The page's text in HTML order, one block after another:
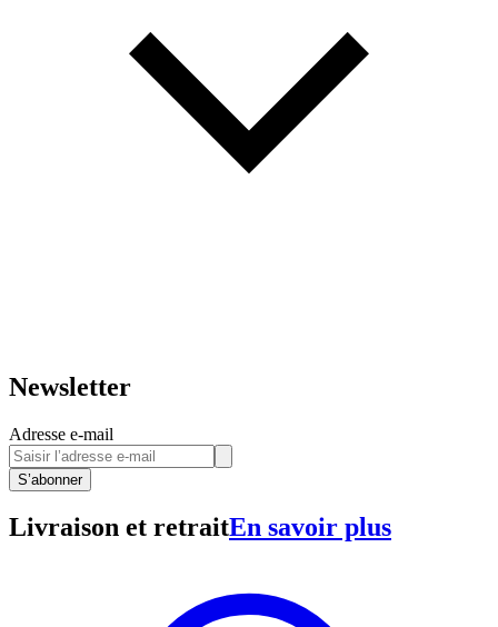
Newsletter
Adresse e-mail
S’abonner
Livraison et retraitEn savoir plus